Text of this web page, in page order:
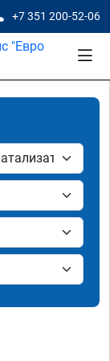
+7 351 200-52-06